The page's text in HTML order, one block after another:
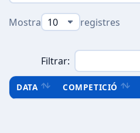
Mostra registres
Filtrar:
DATA COMPETICIÓ